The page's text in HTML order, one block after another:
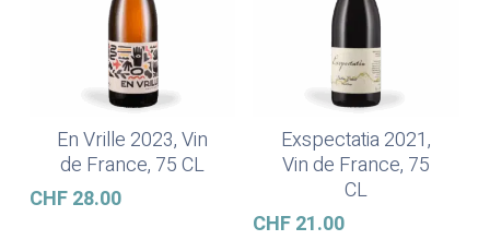
Ajouter Au Panier
En Vrille 2023, Vin
de France, 75 CL
CHF28.00
Ajouter Au Panier
Exspectatia 2021,
Vin de France, 75
CL
CHF21.00